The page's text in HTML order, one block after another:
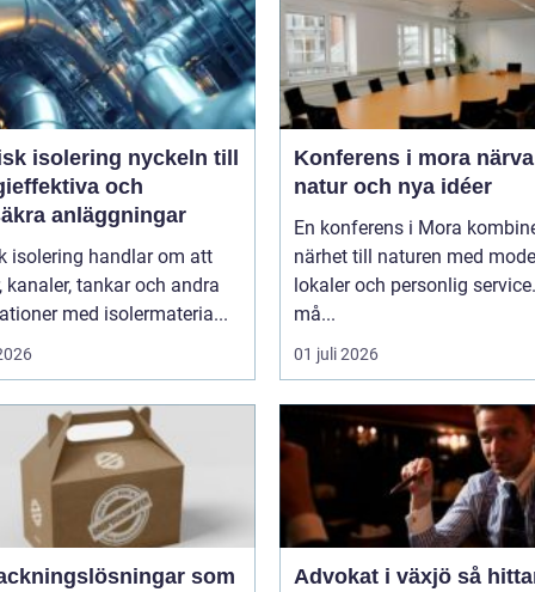
nyckeln till
och
anläggningar
isolering handlar om att
kanaler, tankar och andra
med isolermateria...
Konferens i mora närvaro,
natur och nya idéer
En konferens i Mora
närhet till naturen med
lokaler och personlig
må...
01 juli 2026
som
Advokat i växjö så hittar du